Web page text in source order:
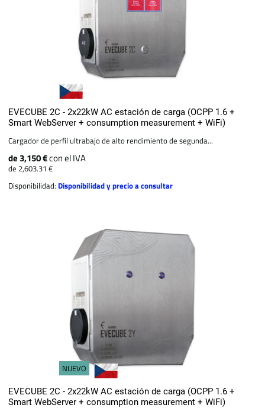
EVECUBE 2C - 2x22kW AC estación de carga (OCPP 1.6 +
Smart WebServer + consumption measurement + WiFi)
Cargador de perfil ultrabajo de alto rendimiento de segunda...
de 3,150 €con el IVA
de 2,603.31 €
Disponibilidad: Disponibilidad y precio a consultar
NUEVO
EVECUBE 2C - 2x22kW AC estación de carga (OCPP 1.6 +
Smart WebServer + consumption measurement + WiFi)